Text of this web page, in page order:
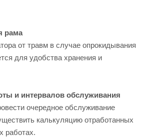
рама
от травм в случае опрокидывания
для удобства хранения и
и интервалов обслуживания
очередное обслуживание
калькуляцию отработанных
работах.